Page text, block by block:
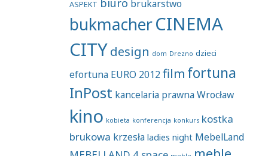
ASPEKT brukarstwo
bukmacherCINEMA
CITYdesign dom Drezno dzieci
efortuna EURO 2012film fortuna
InPost kancelaria prawna Wrocław
kino kobieta konferencja konkurs kostka
brukowa krzesła ladies night MebelLand